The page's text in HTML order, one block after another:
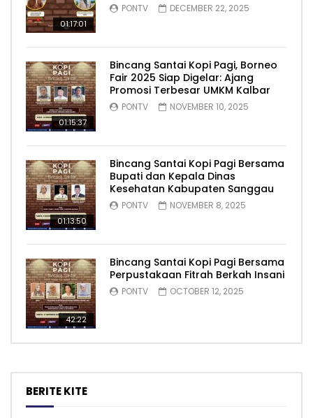
01:17:01
PONTV DECEMBER 22, 2025
01:15:37
Bincang Santai Kopi Pagi, Borneo
Fair 2025 Siap Digelar: Ajang
Promosi Terbesar UMKM Kalbar
PONTV NOVEMBER 10, 2025
01:13:50
Bincang Santai Kopi Pagi Bersama
Bupati dan Kepala Dinas
Kesehatan Kabupaten Sanggau
PONTV NOVEMBER 8, 2025
42:22
Bincang Santai Kopi Pagi Bersama
Perpustakaan Fitrah Berkah Insani
PONTV OCTOBER 12, 2025
BERITE KITE